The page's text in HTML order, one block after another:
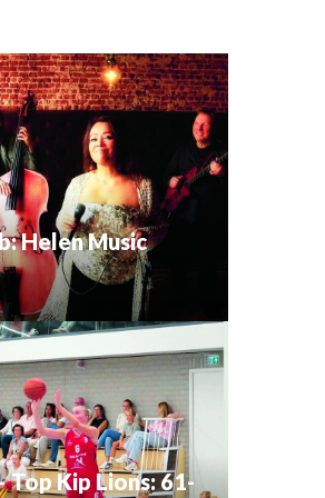
Helen Music
Top Kip Lions: 61-